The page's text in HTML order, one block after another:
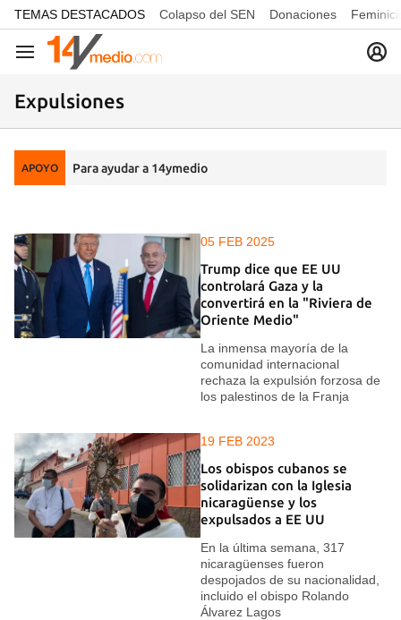
common.go-to-content
TEMAS DESTACADOS Colapso del SEN Donaciones
Navegación
Expulsiones
APOYO Para ayudar a 14ymedio
05 FEB 2025
Trump dice que EE UU
controlará Gaza y la
convertirá en la "Riviera de
Oriente Medio"
La inmensa mayoría de la
comunidad internacional
rechaza la expulsión forzosa de
los palestinos de la Franja
19 FEB 2023
Los obispos cubanos se
solidarizan con la Iglesia
nicaragüense y los
expulsados a EE UU
En la última semana, 317
nicaragüenses fueron
despojados de su nacionalidad,
incluido el obispo Rolando
Álvarez Lagos